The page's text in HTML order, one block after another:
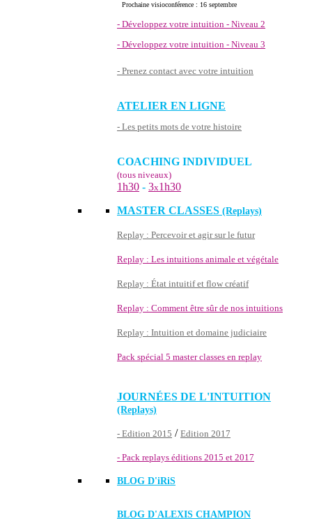
Prochaine visioconférence : 16 septembre
- Développez votre intuition - Niveau 2
- Développez votre intuition - Niveau 3
- Prenez contact avec votre intuition
ATELIER EN LIGNE
- Les petits mots de votre histoire
COACHING INDIVIDUEL
(tous niveaux)
1h30 - 3x1h30
MASTER CLASSES (Replays)
Replay : Percevoir et agir sur le futur
Replay : Les intuitions animale et végétale
Replay : État intuitif et flow créatif
Replay : Comment être sûr de nos intuitions
Replay : Intuition et domaine judiciaire
Pack spécial 5 master classes en replay
JOURNÉES DE L'INTUITION
(Replays)
- Edition 2015 / Edition 2017
- Pack replays éditions 2015 et 2017
BLOG D'iRiS
BLOG D'ALEXIS CHAMPION